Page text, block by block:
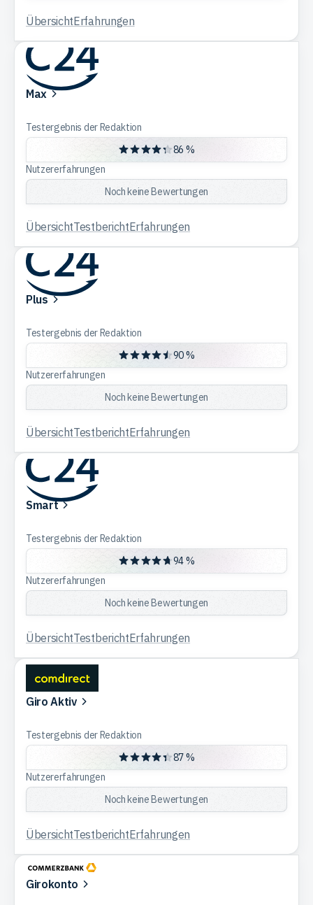
ÜbersichtErfahrungen
Max
Testergebnis der Redaktion
86 %
Nutzererfahrungen
Noch keine Bewertungen
ÜbersichtTestberichtErfahrungen
Plus
Testergebnis der Redaktion
90 %
Nutzererfahrungen
Noch keine Bewertungen
ÜbersichtTestberichtErfahrungen
Smart
Testergebnis der Redaktion
94 %
Nutzererfahrungen
Noch keine Bewertungen
ÜbersichtTestberichtErfahrungen
Giro Aktiv
Testergebnis der Redaktion
87 %
Nutzererfahrungen
Noch keine Bewertungen
ÜbersichtTestberichtErfahrungen
Girokonto